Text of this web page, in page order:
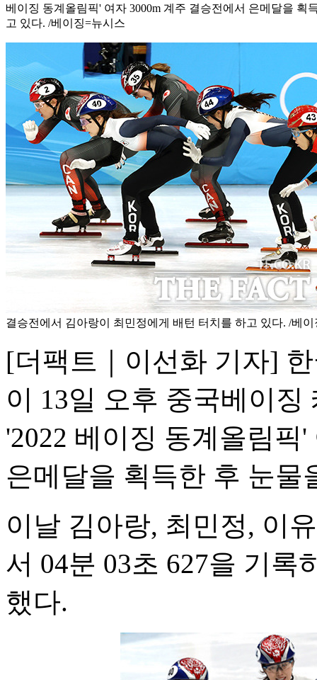
베이징 동계올림픽' 여자 3000m 계주 결승전에서 은메달을 획
고 있다. /베이징=뉴시스
결승전에서 김아랑이 최민정에게 배턴 터치를 하고 있다. /베
[더팩트｜이선화 기자]
이 13일 오후 중국베이
'2022 베이징 동계올림픽
은메달을 획득한 후 눈물
이날 김아랑, 최민정, 이
서 04분 03초 627을 기록
했다.